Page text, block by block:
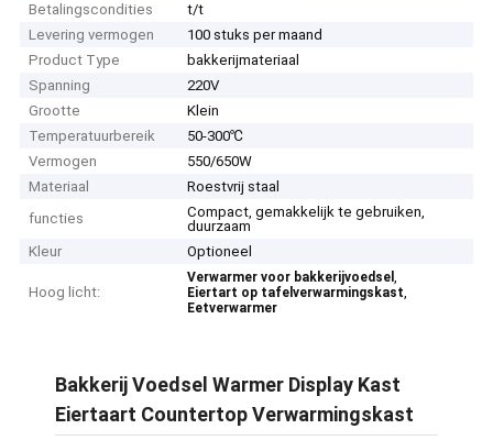
Betalingscondities
t/t
Levering vermogen
100 stuks per maand
Product Type
bakkerijmateriaal
Spanning
220V
Grootte
Klein
Temperatuurbereik
50-300℃
Vermogen
550/650W
Materiaal
Roestvrij staal
functies
Compact, gemakkelijk te gebruiken,
duurzaam
Kleur
Optioneel
Hoog licht:
Verwarmer voor bakkerijvoedsel,
Eiertart op tafelverwarmingskast,
Eetverwarmer
Bakkerij Voedsel Warmer Display Kast
Eiertaart Countertop Verwarmingskast